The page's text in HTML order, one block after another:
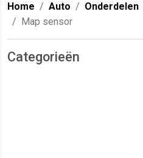
Home Auto Onderdelen
Map sensor
Categorieën